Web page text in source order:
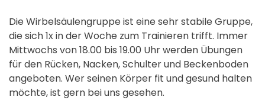
Die Wirbelsäulengruppe ist eine sehr stabile Gruppe,
die sich 1x in der Woche zum Trainieren trifft. Immer
Mittwochs von 18.00 bis 19.00 Uhr werden Übungen
für den Rücken, Nacken, Schulter und Beckenboden
angeboten. Wer seinen Körper fit und gesund halten
möchte, ist gern bei uns gesehen.